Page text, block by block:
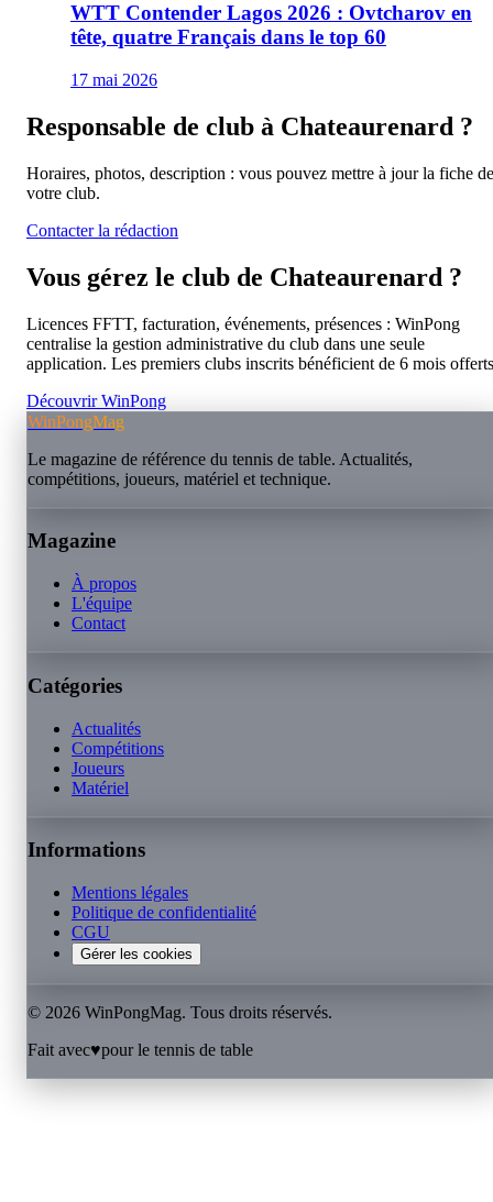
WTT Contender Lagos 2026 : Ovtcharov en
tête, quatre Français dans le top 60
17 mai 2026
Responsable de club à Chateaurenard ?
Horaires, photos, description : vous pouvez mettre à jour la fiche de
votre club.
Contacter la rédaction
Vous gérez le club de Chateaurenard ?
Licences FFTT, facturation, événements, présences : WinPong
centralise la gestion administrative du club dans une seule
application. Les premiers clubs inscrits bénéficient de 6 mois
Découvrir WinPong
WinPongMag
Le magazine de référence du tennis de table. Actualités,
compétitions, joueurs, matériel et technique.
Magazine
À propos
L'équipe
Contact
Catégories
Actualités
Compétitions
Joueurs
Matériel
Informations
Mentions légales
Politique de confidentialité
CGU
Gérer les cookies
© 2026 WinPongMag. Tous droits réservés.
Fait avec♥pour le tennis de table